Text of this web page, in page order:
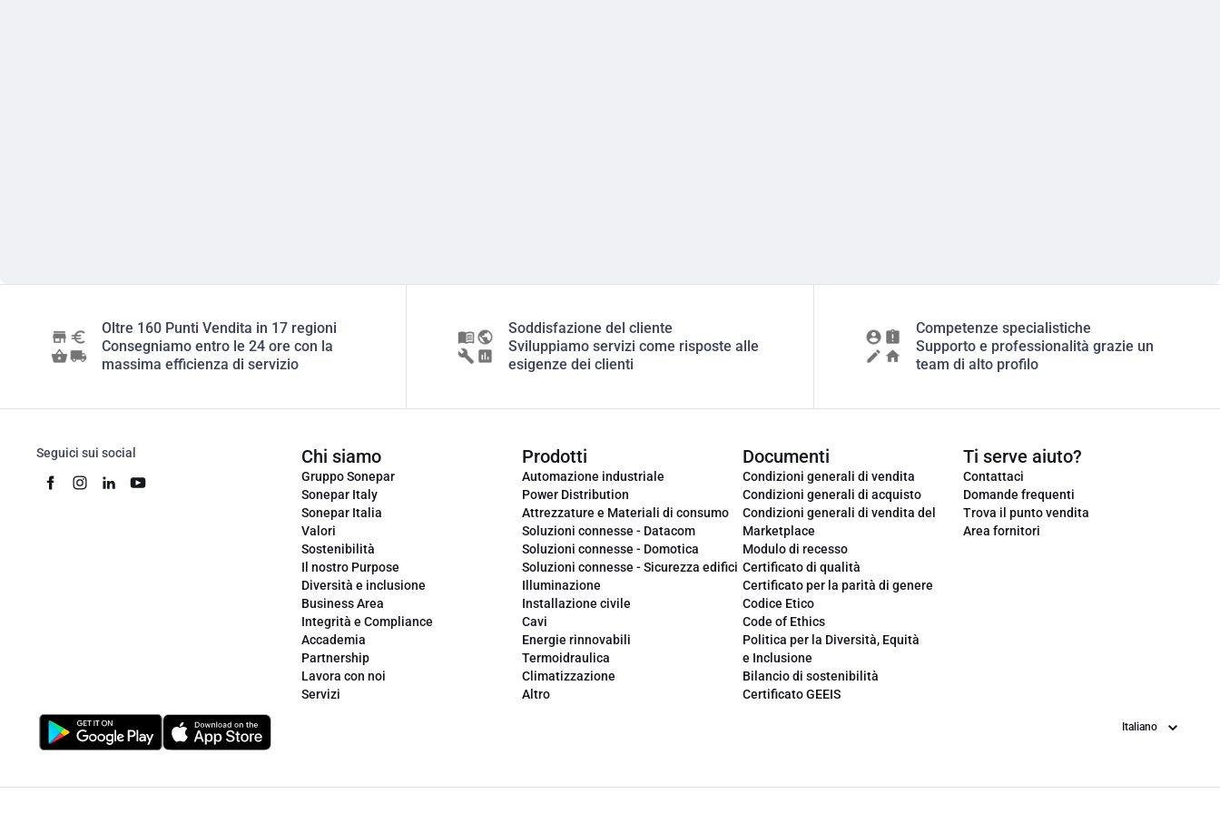
Oltre 160 Punti Vendita in 17 regioni
Consegniamo entro le 24 ore con la
massima efficienza di servizio
Soddisfazione del cliente
Sviluppiamo servizi come risposte alle
esigenze dei clienti
Competenze specialistiche
Supporto e professionalità grazie un
team di alto profilo
Seguici sui social Chi siamo
Gruppo Sonepar
Sonepar Italy
Sonepar Italia
Valori
Sostenibilità
Il nostro Purpose
Diversità e inclusione
Business Area
Integrità e Compliance
Accademia
Partnership
Lavora con noi
Servizi
Prodotti
Automazione industriale
Power Distribution
Attrezzature e Materiali di consumo
Soluzioni connesse - Datacom
Soluzioni connesse - Domotica
Soluzioni connesse - Sicurezza edifici
Illuminazione
Installazione civile
Cavi
Energie rinnovabili
Termoidraulica
Climatizzazione
Altro
Documenti
Condizioni generali di vendita
Condizioni generali di acquisto
Condizioni generali di vendita del
Marketplace
Modulo di recesso
Certificato di qualità
Certificato per la parità di genere
Codice Etico
Code of Ethics
Politica per la Diversità, Equità
e Inclusione
Bilancio di sostenibilità
Certificato GEEIS
Ti serve aiuto?
Contattaci
Domande frequenti
Trova il punto vendita
Area fornitori
Lingua